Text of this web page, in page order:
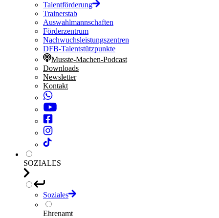
Talentförderung
Trainerstab
Auswahlmannschaften
Förderzentrum
Nachwuchsleistungszentren
DFB-Talentstützpunkte
Musste-Machen-Podcast
Downloads
Newsletter
Kontakt
SOZIALES
Soziales
Ehrenamt